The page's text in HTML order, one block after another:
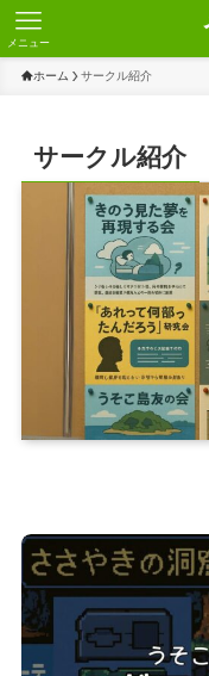
メニュー
ホーム サークル紹介
サークル紹介